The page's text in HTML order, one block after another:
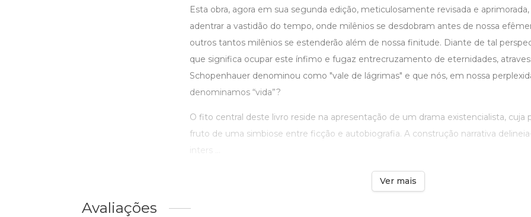
Esta obra, agora em sua segunda edição, meticulosamente revisada e
adentrar a vastidão do tempo, onde milênios se desdobram antes de nossa
outros tantos milênios se estenderão além de nossa finitude. Diante de tal
que significa ocupar este ínfimo e fugaz entrecruzamento de eternidades,
Schopenhauer denominou como "vale de lágrimas" e que nós, em nossa
denominamos “vida”?
O fito central deste livro reside na apresentação de um drama existencialista, cuja
fruto de uma simbiose entre ficção e autobiografia. A construção narrativa
inters ...
Ver mais
Avaliações